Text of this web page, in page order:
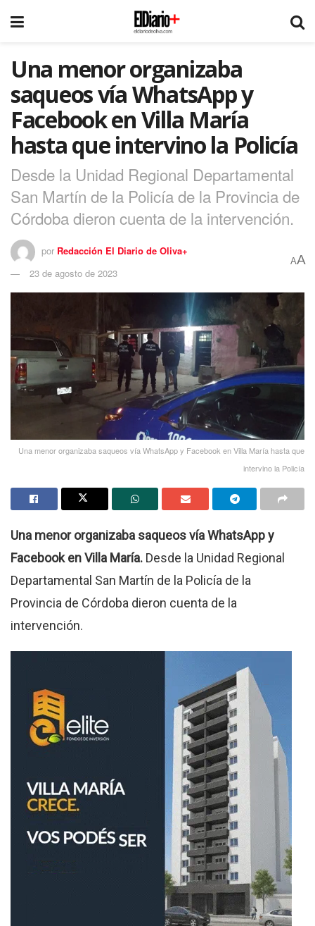
Una menor organizaba
saqueos vía WhatsApp y
Facebook en Villa María
hasta que intervino la Policía
Desde la Unidad Regional Departamental
San Martín de la Policía de la Provincia de
Córdoba dieron cuenta de la intervención.
por Redacción El Diario de Oliva+
23 de agosto de 2023
AA
Una menor organizaba saqueos vía WhatsApp y Facebook en Villa María hasta que
intervino la Policía
Una menor organizaba saqueos vía WhatsApp y
Facebook en Villa María. Desde la Unidad Regional
Departamental San Martín de la Policía de la
Provincia de Córdoba dieron cuenta de la
intervención.